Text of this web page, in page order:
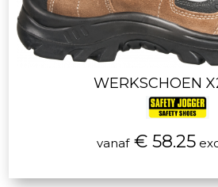
WERKSCHOEN
vanaf€ 58.25